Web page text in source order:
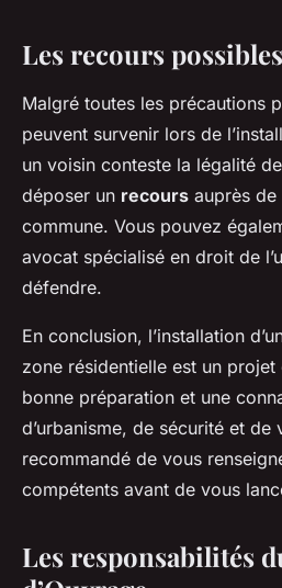
Les recours
Malgré toutes les précautions
peuvent survenir lors de
un voisin conteste la légalité
déposer un recours auprès
commune. Vous pouvez
avocat spécialisé en droit de
défendre.
En conclusion, l’installation
zone résidentielle est un projet
bonne préparation et une
d’urbanisme, de sécurité et
recommandé de vous
compétents avant de vous
Les responsabilités